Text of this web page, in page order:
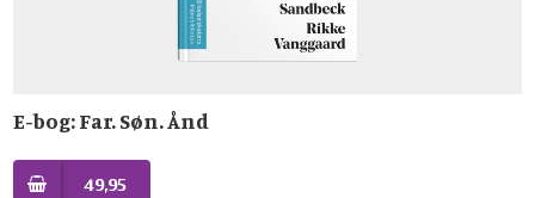
E-bog: Far. Søn. Ånd
49,95